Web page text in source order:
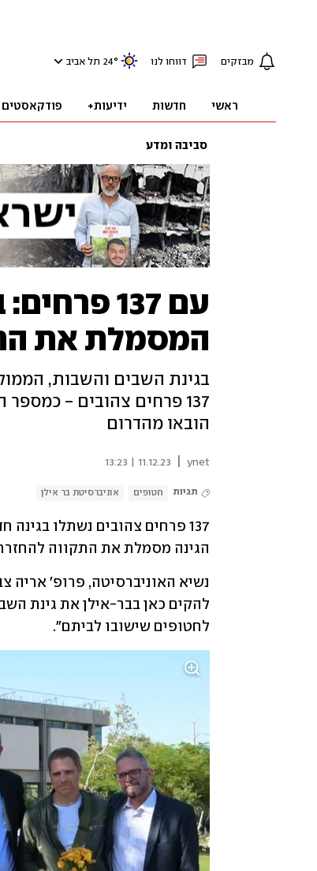
מבזקים דווחו לנו 24° תל אביב
ראשי חדשות ידיעות+ פודקאסטים
סביבה ומדע
עם 137
המסמלת את
בגינת השבים והשבות,
137 פרחים צהובים -
הובאו מהדרום
ynet
11.12.23 | 13:23
תגיות חטופים אוניברסיטת בר אילן
הגינה מסמלת את התקווה
לחטופים שישובו לביתם".